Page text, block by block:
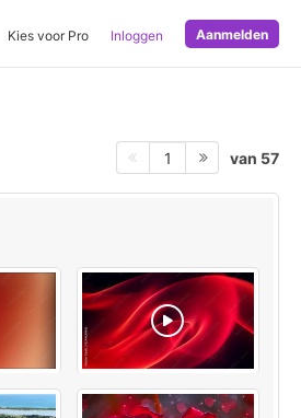
Kies voor Pro Inloggen Aanmelden
1 van 57